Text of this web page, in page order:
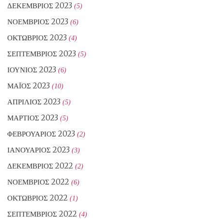
ΔΕΚΈΜΒΡΙΟΣ 2023 (5)
ΝΟΈΜΒΡΙΟΣ 2023 (6)
ΟΚΤΏΒΡΙΟΣ 2023 (4)
ΣΕΠΤΈΜΒΡΙΟΣ 2023 (5)
ΙΟΎΝΙΟΣ 2023 (6)
ΜΆΙΟΣ 2023 (10)
ΑΠΡΊΛΙΟΣ 2023 (5)
ΜΆΡΤΙΟΣ 2023 (5)
ΦΕΒΡΟΥΆΡΙΟΣ 2023 (2)
ΙΑΝΟΥΆΡΙΟΣ 2023 (3)
ΔΕΚΈΜΒΡΙΟΣ 2022 (2)
ΝΟΈΜΒΡΙΟΣ 2022 (6)
ΟΚΤΏΒΡΙΟΣ 2022 (1)
ΣΕΠΤΈΜΒΡΙΟΣ 2022 (4)